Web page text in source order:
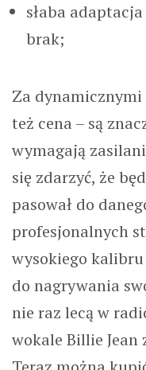
słaba
brak;
Za
też cena – są
wymagają
się zdarzyć, że
pasował do
profesjonalnych
wysokiego
do nagrywania
nie raz lecą w
wokale Billie Jean